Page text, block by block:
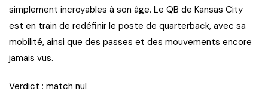
simplement incroyables à son âge. Le QB de Kansas City
est en train de redéfinir le poste de quarterback, avec sa
mobilité, ainsi que des passes et des mouvements encore
jamais vus.
Verdict : match nul